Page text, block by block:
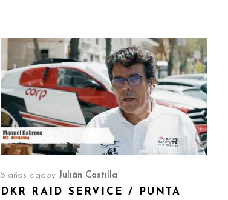
8 años ago by Julián Castilla
DKR RAID SERVICE / PUNTA